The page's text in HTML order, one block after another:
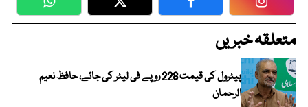
WhatsApp Twitter Facebook
متعلقہ خبریں
پیٹرول کی قیمت 228 روپے فی لیٹر کی جائے، حافظ نعیم
الرحمان